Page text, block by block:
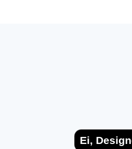
Ei,